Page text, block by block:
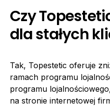
Czy
dla stałych
Tak, Topestetic oferuje
ramach programu
programu
na stronie internetowej